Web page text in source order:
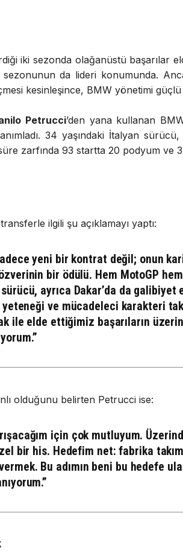
iki sezonda olağanüstü başarılar
da lideri konumunda.
kesinleşince, BMW yönetimi güçlü
Petrucci’den yana kullanan
34 yaşındaki İtalyan
zarfında 93 startta 20 podyum ve
ilgili şu açıklamayı yaptı:
yeni bir kontrat değil; onun
bir ödülü. Hem MotoGP
ayrıca Dakar’da da galibiyet
ve mücadeleci karakteri
ile elde ettiğimiz başarıların
olduğunu belirten Petrucci ise:
için çok mutluyum.
bir his. Hedefim net: fabrika
Bu adımın beni bu hedefe